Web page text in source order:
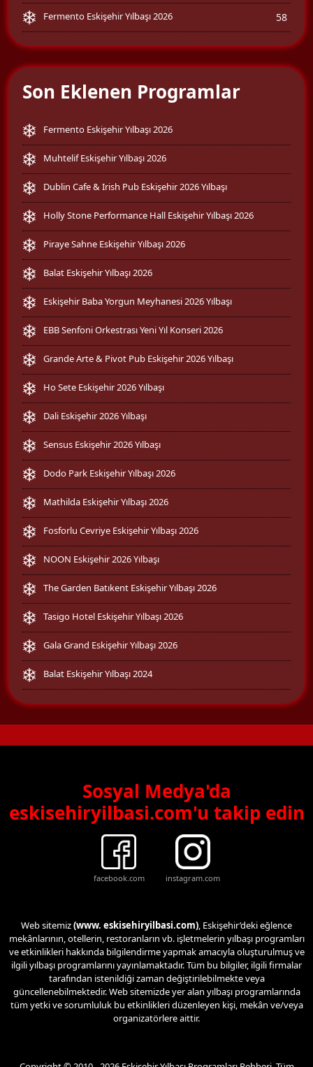
Fermento Eskişehir Yılbaşı 2026 58
Son Eklenen Programlar
Fermento Eskişehir Yılbaşı 2026
Muhtelif Eskişehir Yılbaşı 2026
Dublin Cafe & Irish Pub Eskişehir 2026 Yılbaşı
Holly Stone Performance Hall Eskişehir Yılbaşı 2026
Piraye Sahne Eskişehir Yılbaşı 2026
Balat Eskişehir Yılbaşı 2026
Eskişehir Baba Yorgun Meyhanesi 2026 Yılbaşı
EBB Senfoni Orkestrası Yeni Yıl Konseri 2026
Grande Arte & Pivot Pub Eskişehir 2026 Yılbaşı
Ho Sete Eskişehir 2026 Yılbaşı
Dali Eskişehir 2026 Yılbaşı
Sensus Eskişehir 2026 Yılbaşı
Dodo Park Eskişehir Yılbaşı 2026
Mathilda Eskişehir Yılbaşı 2026
Fosforlu Cevriye Eskişehir Yılbaşı 2026
NOON Eskişehir 2026 Yılbaşı
The Garden Batıkent Eskişehir Yılbaşı 2026
Tasigo Hotel Eskişehir Yılbaşı 2026
Gala Grand Eskişehir Yılbaşı 2026
Balat Eskişehir Yılbaşı 2024
Sosyal Medya'da
eskisehiryilbasi.com'u takip edin
facebook.com instagram.com
Web sitemiz(www. eskisehiryilbasi.com), Eskişehir’deki eğlence
mekânlarının, otellerin, restoranların vb. işletmelerin yılbaşı programları
ve etkinlikleri hakkında bilgilendirme yapmak amacıyla oluşturulmuş ve
ilgili yılbaşı programlarını yayınlamaktadır. Tüm bu bilgiler, ilgili firmalar
tarafından istenildiği zaman değiştirilebilmekte veya
güncellenebilmektedir. Web sitemizde yer alan yılbaşı programlarında
tüm yetki ve sorumluluk bu etkinlikleri düzenleyen kişi, mekân ve/veya
organizatörlere aittir.